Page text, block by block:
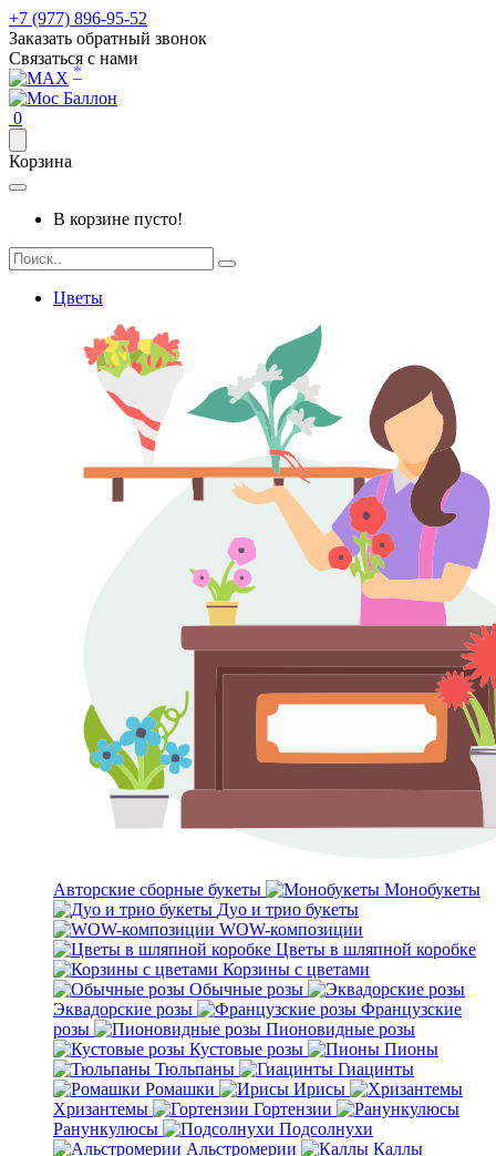
+7 (977) 896-95-52
Заказать обратный звонок
Связаться с нами
*
0
Корзина
В корзине пусто!
Цветы
Авторские сборные букеты
Монобукеты
Дуо и трио букеты
WOW-композиции
Цветы в шляпной коробке
Корзины с цветами
Обычные розы
Эквадорские розы
Французские
розы
Пионовидные розы
Кустовые розы
Пионы
Тюльпаны
Гиацинты
Ромашки
Ирисы
Хризантемы
Гортензии
Ранункулюсы
Подсолнухи
Альстромерии
Каллы